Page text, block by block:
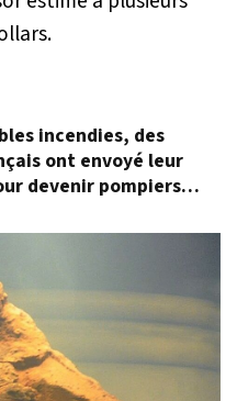
incendies, des
ont envoyé leur
devenir pompiers